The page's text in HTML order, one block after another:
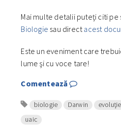
Mai multe detalii puteţi citi pe
Biologie sau directacest
Este un eveniment care
lume şi cu voce tare!
Comentează
biologie Darwin evoluţie
uaic